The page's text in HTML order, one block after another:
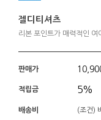
젤디티셔츠
리본 포인트가 매력적인 여
판매가
적립금 5%
배송비 (조건)